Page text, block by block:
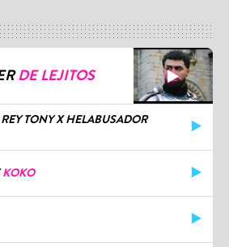
DE LEJITOS
TONY X HELABUSADOR
KOKO